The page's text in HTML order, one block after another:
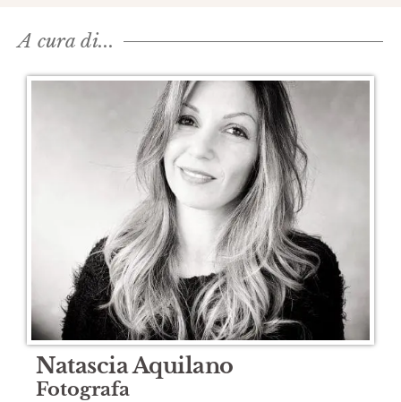
A cura di...​
Natascia Aquilano
Fotografa